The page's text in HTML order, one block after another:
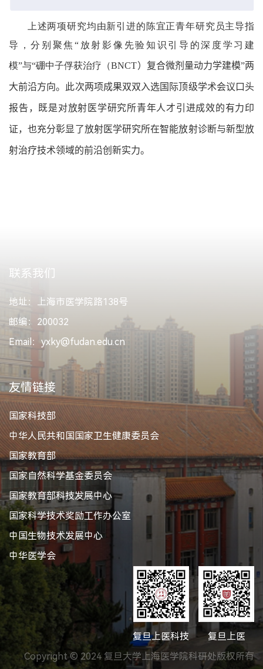
上述两项研究均由新引进的陈宜正青年研究员主导指
导，分别聚焦“放射影像先验知识引导的深度学习建
模”与“硼中子俘获治疗（BNCT）复合微剂量动力学建模”两
大前沿方向。此次两项成果双双入选国际顶级学术会议口头
报告，既是对放射医学研究所青年人才引进成效的有力印
证，也充分彰显了放射医学研究所在智能放射诊断与新型放
射治疗技术领域的前沿创新实力。
联系我们
地址：上海市医学院路138号
邮编：200032
Email：yxky@fudan.edu.cn
友情链接
国家科技部
中华人民共和国国家卫生健康委员会
国家教育部
国家自然科学基金委员会
国家教育部科技发展中心
国家科学技术奖励工作办公室
中国生物技术发展中心
中华医学会
复旦上医科技
复旦上医
Copyright © 2024 复旦大学上海医学院科研处版权所有